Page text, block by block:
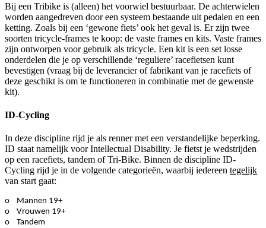
Bij een Tribike is (alleen) het voorwiel bestuurbaar. De achterwielen
worden aangedreven door een systeem bestaande uit pedalen en een
ketting. Zoals bij een ‘gewone fiets’ ook het geval is. Er zijn twee
soorten tricycle-frames te koop: de vaste frames en kits. Vaste frames
zijn ontworpen voor gebruik als tricycle. Een kit is een set losse
onderdelen die je op verschillende ‘reguliere’ racefietsen kunt
bevestigen (vraag bij de leverancier of fabrikant van je racefiets of
deze geschikt is om te functioneren in combinatie met de gewenste
kit).
ID-Cycling
In deze discipline rijd je als renner met een verstandelijke beperking.
ID staat namelijk voor Intellectual Disability. Je fietst je wedstrijden
op een racefiets, tandem of Tri-Bike. Binnen de discipline ID-
Cycling rijd je in de volgende categorieën, waarbij iedereen tegelijk
van start gaat:
o Mannen 19+
o Vrouwen 19+
o Tandem